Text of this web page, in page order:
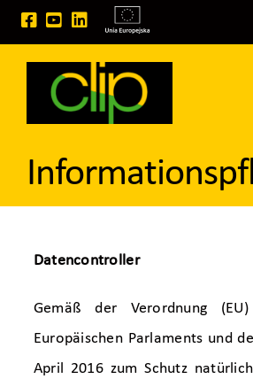
Skip
to
INVESTITIONSGRUNDSTÜCKE
Kontakt
Datencontroller
Gemäß der Verordnung
Europäischen Parlaments und
April 2016 zum Schutz